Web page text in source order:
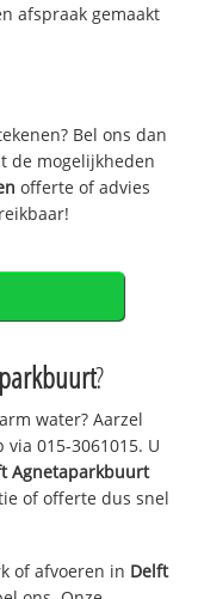
afspraak gemaakt
Bel ons dan
de mogelijkheden
offerte of advies
?
water? Aarzel
015-3061015. U
Agnetaparkbuurt
of offerte dus snel
of afvoeren in Delft